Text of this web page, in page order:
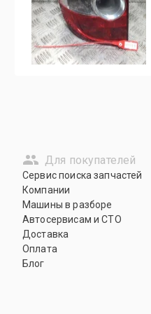
Для покупателей
Сервис поиска запчастей
Компании
Машины в разборе
Автосервисам и СТО
Доставка
Оплата
Блог